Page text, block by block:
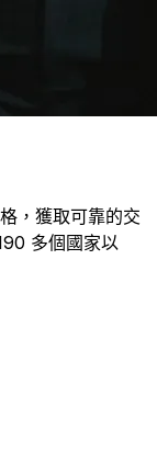
，獲取可靠的交
多個國家以